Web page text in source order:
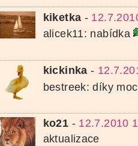
kiketka -
alicek11: nabídka
kickinka -
bestreek: díky
ko21 - 12.7.2010
aktualizace